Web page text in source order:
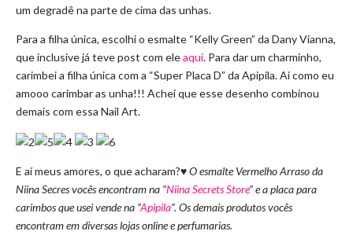
um degradê na parte de cima das unhas.
Para a filha única, escolhi o esmalte “Kelly Green” da Dany Vianna,
que inclusive já teve post com eleaqui. Para dar um charminho,
carimbei a filha única com a “Super Placa D” da Apipila. Ai como eu
amooo carimbar as unha!!! Achei que esse desenho combinou
demais com essa Nail Art.
E aí meus amores, o que acharam?♥ O esmalte Vermelho Arraso da
Niina Secres vocês encontram na “Niina Secrets Store” e a placa para
carimbos que usei vende na “Apipila”. Os demais produtos vocês
encontram em diversas lojas online e perfumarias.